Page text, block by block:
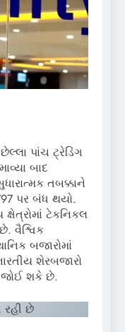
પાંચ ટ્રેડિંગ
બાદ
તબક્કાને
પર બંધ થયો.
ટેકનિકલ
વૈશ્વિક
બજારોમાં
શેરબજારો
જોઈ શકે છે.
રહી છે